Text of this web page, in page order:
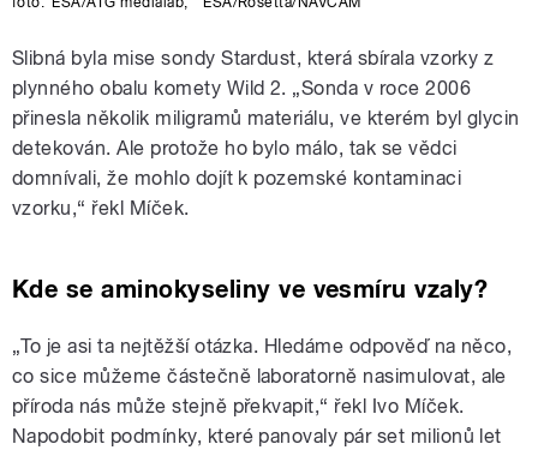
Slibná byla mise sondy Stardust, která sbírala vzorky z
plynného obalu komety Wild 2. „Sonda v roce 2006
přinesla několik miligramů materiálu, ve kterém byl glycin
detekován. Ale protože ho bylo málo, tak se vědci
domnívali, že mohlo dojít k pozemské kontaminaci
vzorku,“ řekl Míček.
Kde se aminokyseliny ve vesmíru vzaly?
„To je asi ta nejtěžší otázka. Hledáme odpověď na něco,
co sice můžeme částečně laboratorně nasimulovat, ale
příroda nás může stejně překvapit,“ řekl Ivo Míček.
Napodobit podmínky, které panovaly pár set milionů let